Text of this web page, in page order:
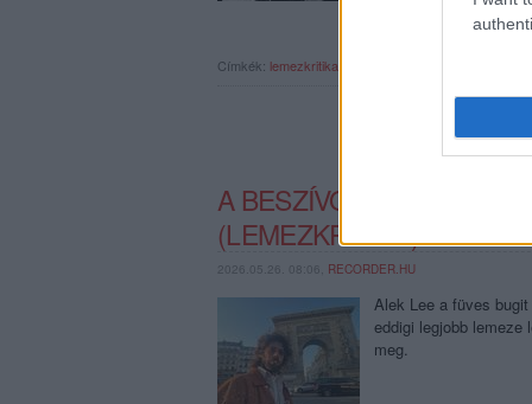
Címkék: lemezkritika
A BESZÍVOTTSÁG
(LEMEZKRITIKA)
2026.05.26. 08:06, RECORDER.HU
Alek Lee a füves
eddigi legjobb lemeze
meg.